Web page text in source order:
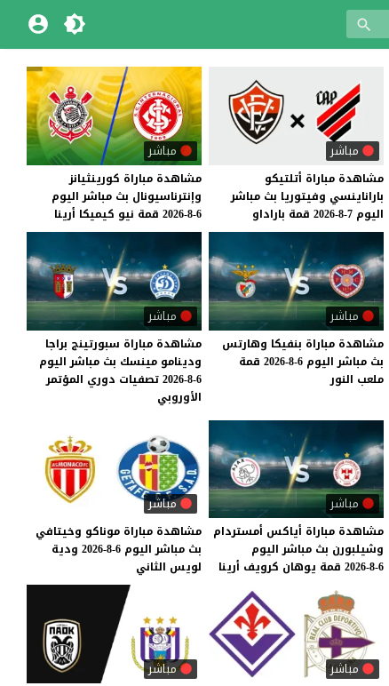
مباشر
مشاهدة مباراة أتلتيكو
باراناينسي وفيتوريا بث مباشر
اليوم 7-8-2026 قمة باراداو
مباشر
مشاهدة مباراة كورينثيانز
وإنترناسيونال بث مباشر اليوم
6-8-2026
قمة نيو كيميكا أرينا
مباشر
مشاهدة مباراة بنفيكا وهارتس
بث مباشر اليوم 6-8-2026
قمة
ملعب النور
مباشر
مشاهدة مباراة سبورتينج براجا
ودينامو مينسك بث مباشر اليوم
6-8-2026 تصفيات دوري المؤتمر
الأوروبي
مباشر
مشاهدة مباراة أياكس أمستردام
وشيلبورن بث مباشر اليوم
6-8-2026
قمة يوهان كرويف أرينا
مباشر
مشاهدة مباراة موناكو وخيتافي
بث مباشر اليوم 6-8-2026
ودية
لويس الثاني
مباشر مباشر